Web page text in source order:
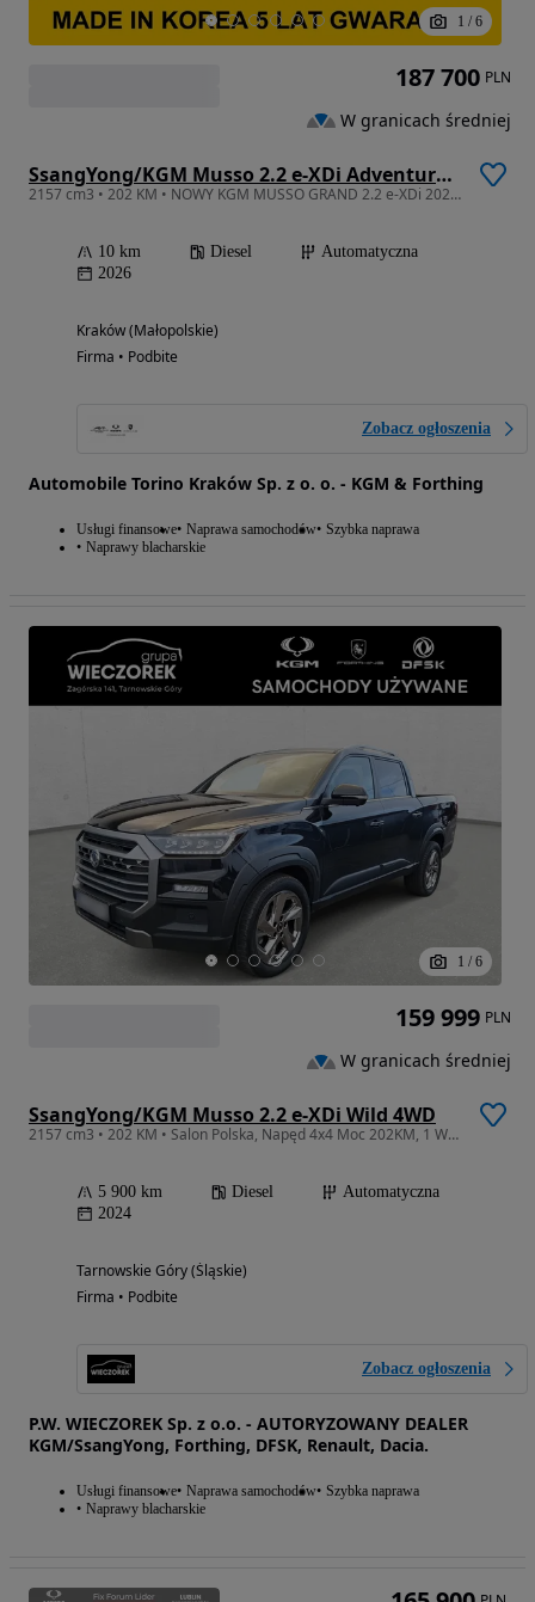
1 / 6
SsangYong/KGM Musso 2.2 e-XDi Adventure 4WD
2157 cm3 • 202 KM • NOWY KGM MUSSO GRAND 2.2 e-XDi 202KM AT AWD ADVENTURE | Made in Korea!
10 km Diesel
Automatyczna
2026
Kraków (Małopolskie)
Firma • Podbite
Zobacz ogłoszenia
Automobile Torino Kraków Sp. z o. o. - KGM & Forthing
Usługi finansowe Naprawa samochodów Szybka naprawa
Naprawy blacharskie
187 700 PLN
W granicach średniej
1 / 6
SsangYong/KGM Musso 2.2 e-XDi Wild 4WD
2157 cm3 • 202 KM • Salon Polska, Napęd 4x4 Moc 202KM, 1 Właściciel, FV VAT ! ! !
5 900 km Diesel
Automatyczna
2024
Tarnowskie Góry (Śląskie)
Firma • Podbite
Zobacz ogłoszenia
P.W. WIECZOREK Sp. z o.o. - AUTORYZOWANY DEALER
KGM/SsangYong, Forthing, DFSK, Renault, Dacia.
Usługi finansowe Naprawa samochodów Szybka naprawa
Naprawy blacharskie
159 999 PLN
W granicach średniej